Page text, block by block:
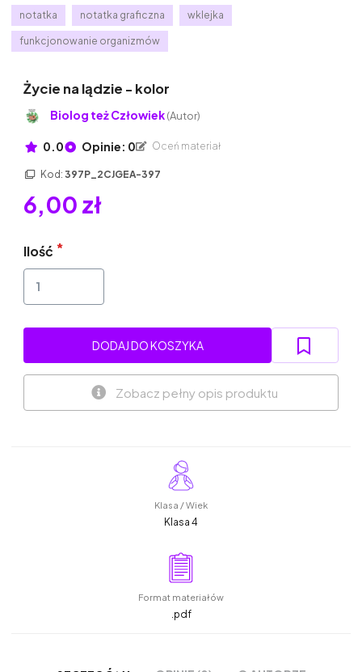
notatka notatka graficzna wklejka
funkcjonowanie organizmów
Życie na lądzie - kolor
Biolog też Człowiek(Autor)
0.0 Opinie: 0 Oceń materiał
Kod: 397P_2CJGEA-397
6,00 zł
Ilość
DODAJ DO KOSZYKA
Zobacz pełny opis produktu
Klasa / Wiek
Klasa 4
Format materiałów
.pdf